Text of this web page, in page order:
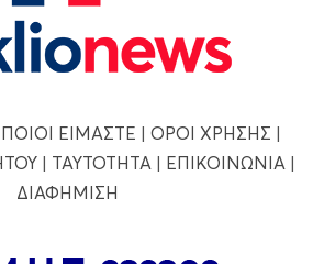
ΠΟΙΟΙ ΕΙΜΑΣΤΕ | ΟΡΟΙ ΧΡΗΣΗΣ |
| ΤΑΥΤΟΤΗΤΑ | ΕΠΙΚΟΙΝΩΝΙΑ |
ΔΙΑΦΗΜΙΣΗ